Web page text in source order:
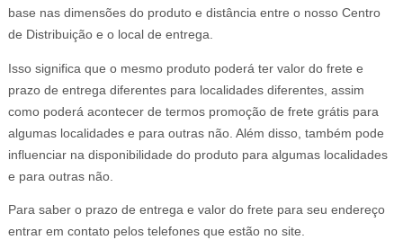
base nas dimensões do produto e distância entre o nosso Centro
de Distribuição e o local de entrega.
Isso significa que o mesmo produto poderá ter valor do frete e
prazo de entrega diferentes para localidades diferentes, assim
como poderá acontecer de termos promoção de frete grátis para
algumas localidades e para outras não. Além disso, também pode
influenciar na disponibilidade do produto para algumas localidades
e para outras não.
Para saber o prazo de entrega e valor do frete para seu endereço
entrar em contato pelos telefones que estão no site.